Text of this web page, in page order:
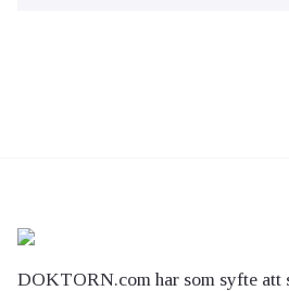
DOKTORN.com har som syfte att